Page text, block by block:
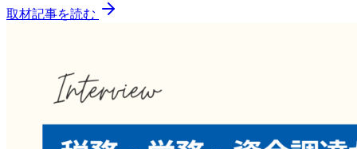
取材記事を読む